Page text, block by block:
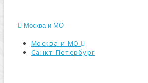
Москва и МО
Москва и МО
Санкт-Петербург